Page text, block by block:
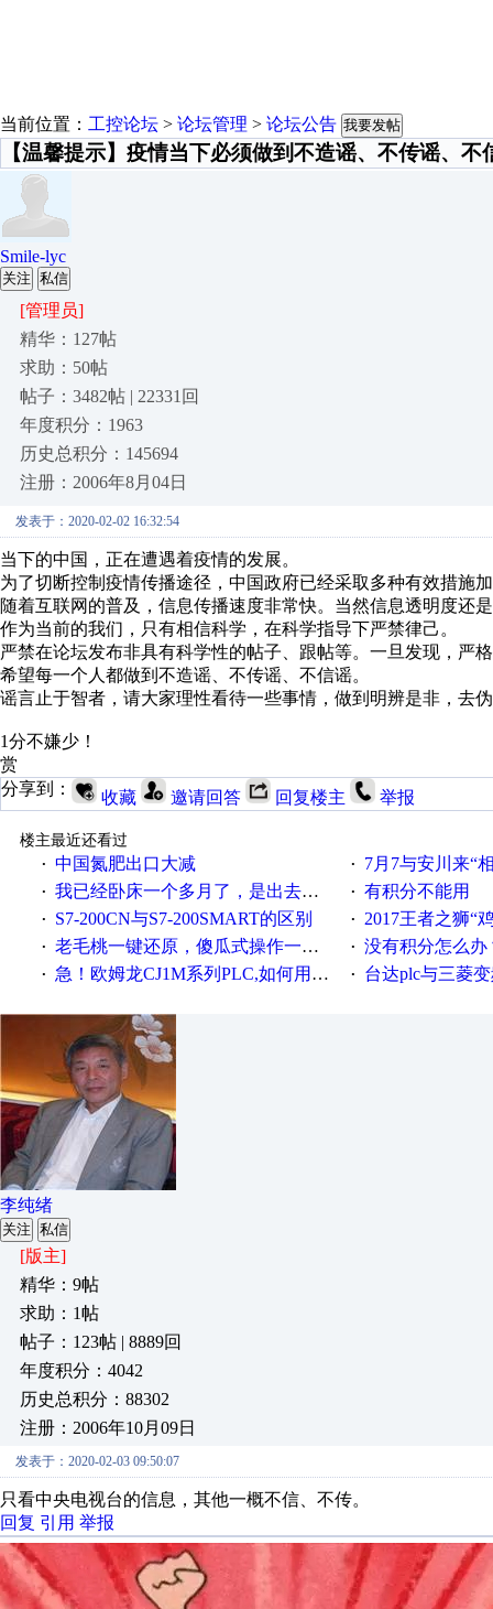
当前位置： 工控论坛 > 论坛管理 > 论坛公告 我要发帖
【温馨提示】疫情当下必须做到不造谣、不传谣、不
Smile-lyc
关注 私信
[管理员]
精华：127帖
求助：50帖
帖子：3482帖 | 22331回
年度积分：1963
历史总积分：145694
注册：2006年8月04日
发表于：2020-02-02 16:32:54
当下的中国，正在遭遇着疫情的发展。
为了切断控制疫情传播途径，中国政府已经采取多种有效措施
随着互联网的普及，信息传播速度非常快。当然信息透明度还
作为当前的我们，只有相信科学，在科学指导下严禁律己。
严禁在论坛发布非具有科学性的帖子、跟帖等。一旦发现，严
希望每一个人都做到不造谣、不传谣、不信谣。
谣言止于智者，请大家理性看待一些事情，做到明辨是非，去
1分不嫌少！
赏
分享到：
收藏 邀请回答 回复楼主 举报
楼主最近还看过
· 中国氮肥出口大减 · 7月7与安川来“
· 我已经卧床一个多月了，是出去安装机械手在高速遭遇车祸所致:大家工作都要特别注意啊 · 有积分不能用
· S7-200CN与S7-200SMART的区别 · 2017王者之狮“鸡”情签到
· 老毛桃一键还原，傻瓜式操作一键轻松备份还原；程序为向导式安装，一键即可实现自动备份或还原系统。 · 没有积分怎么办
· 急！欧姆龙CJ1M系列PLC,如何用时间控制变频器。要求时间在组态王中可以自由输入！拜托各位大神了！ · 台达plc与三菱
李纯绪
关注 私信
[版主]
精华：9帖
求助：1帖
帖子：123帖 | 8889回
年度积分：4042
历史总积分：88302
注册：2006年10月09日
发表于：2020-02-03 09:50:07
只看中央电视台的信息，其他一概不信、不传。
回复 引用 举报